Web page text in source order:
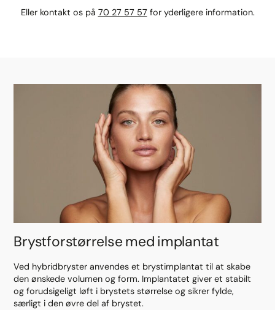
Eller kontakt os på 70 27 57 57for yderligere information.
Brystforstørrelse med implantat
Ved hybridbryster anvendes et brystimplantat til at skabe
den ønskede volumen og form. Implantatet giver et stabilt
og forudsigeligt løft i brystets størrelse og sikrer fylde,
særligt i den øvre del af brystet.